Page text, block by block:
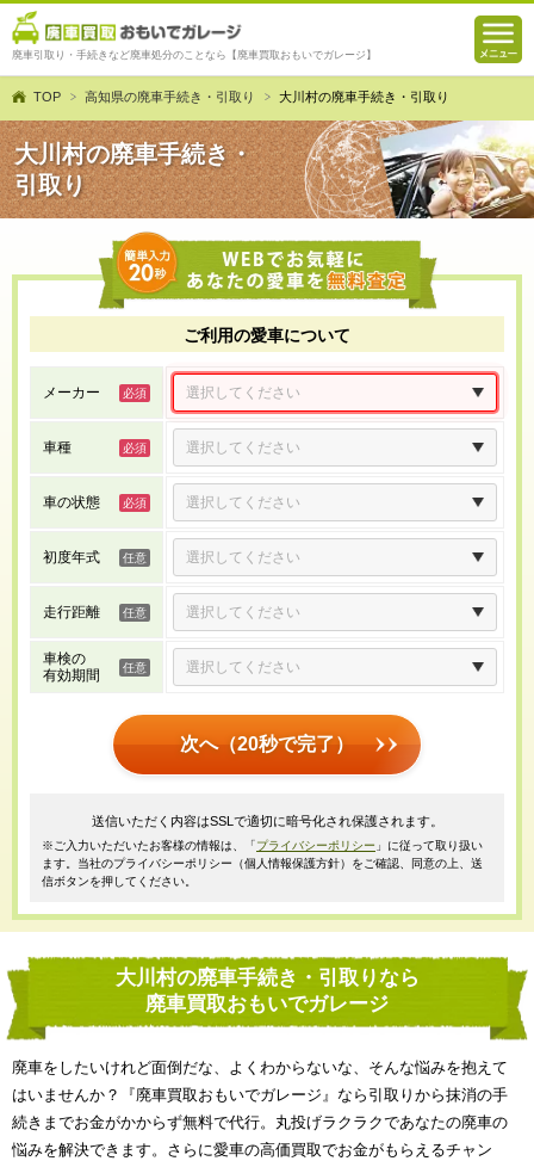
廃車引取り・手続きなど廃車処分のことなら【廃車買取おもいでガレージ】
TOP 高知県の廃車手続き・引取り 大川村の廃車手続き・引取り
大川村の廃車手続き・
引取り
ご利用の愛車について
メーカー
車種
車の状態
初度年式
走行距離
車検の
有効期間
次へ（20秒で完了）
送信いただく内容はSSLで適切に暗号化され保護されます。
※ご入力いただいたお客様の情報は、「プライバシーポリシー 」に従って取り扱い
ます。当社のプライバシーポリシー（個人情報保護方針）をご確認、同意の上、送
信ボタンを押してください。
大川村の廃車手続き・引取りなら
廃車買取おもいでガレージ
廃車をしたいけれど面倒だな、よくわからないな、そんな悩みを抱えて
はいませんか？『廃車買取おもいでガレージ』なら引取りから抹消の手
続きまでお金がかからず無料で代行。丸投げラクラクであなたの廃車の
悩みを解決できます。さらに愛車の高価買取でお金がもらえるチャン